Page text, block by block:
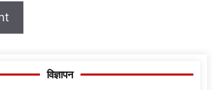
विज्ञापन